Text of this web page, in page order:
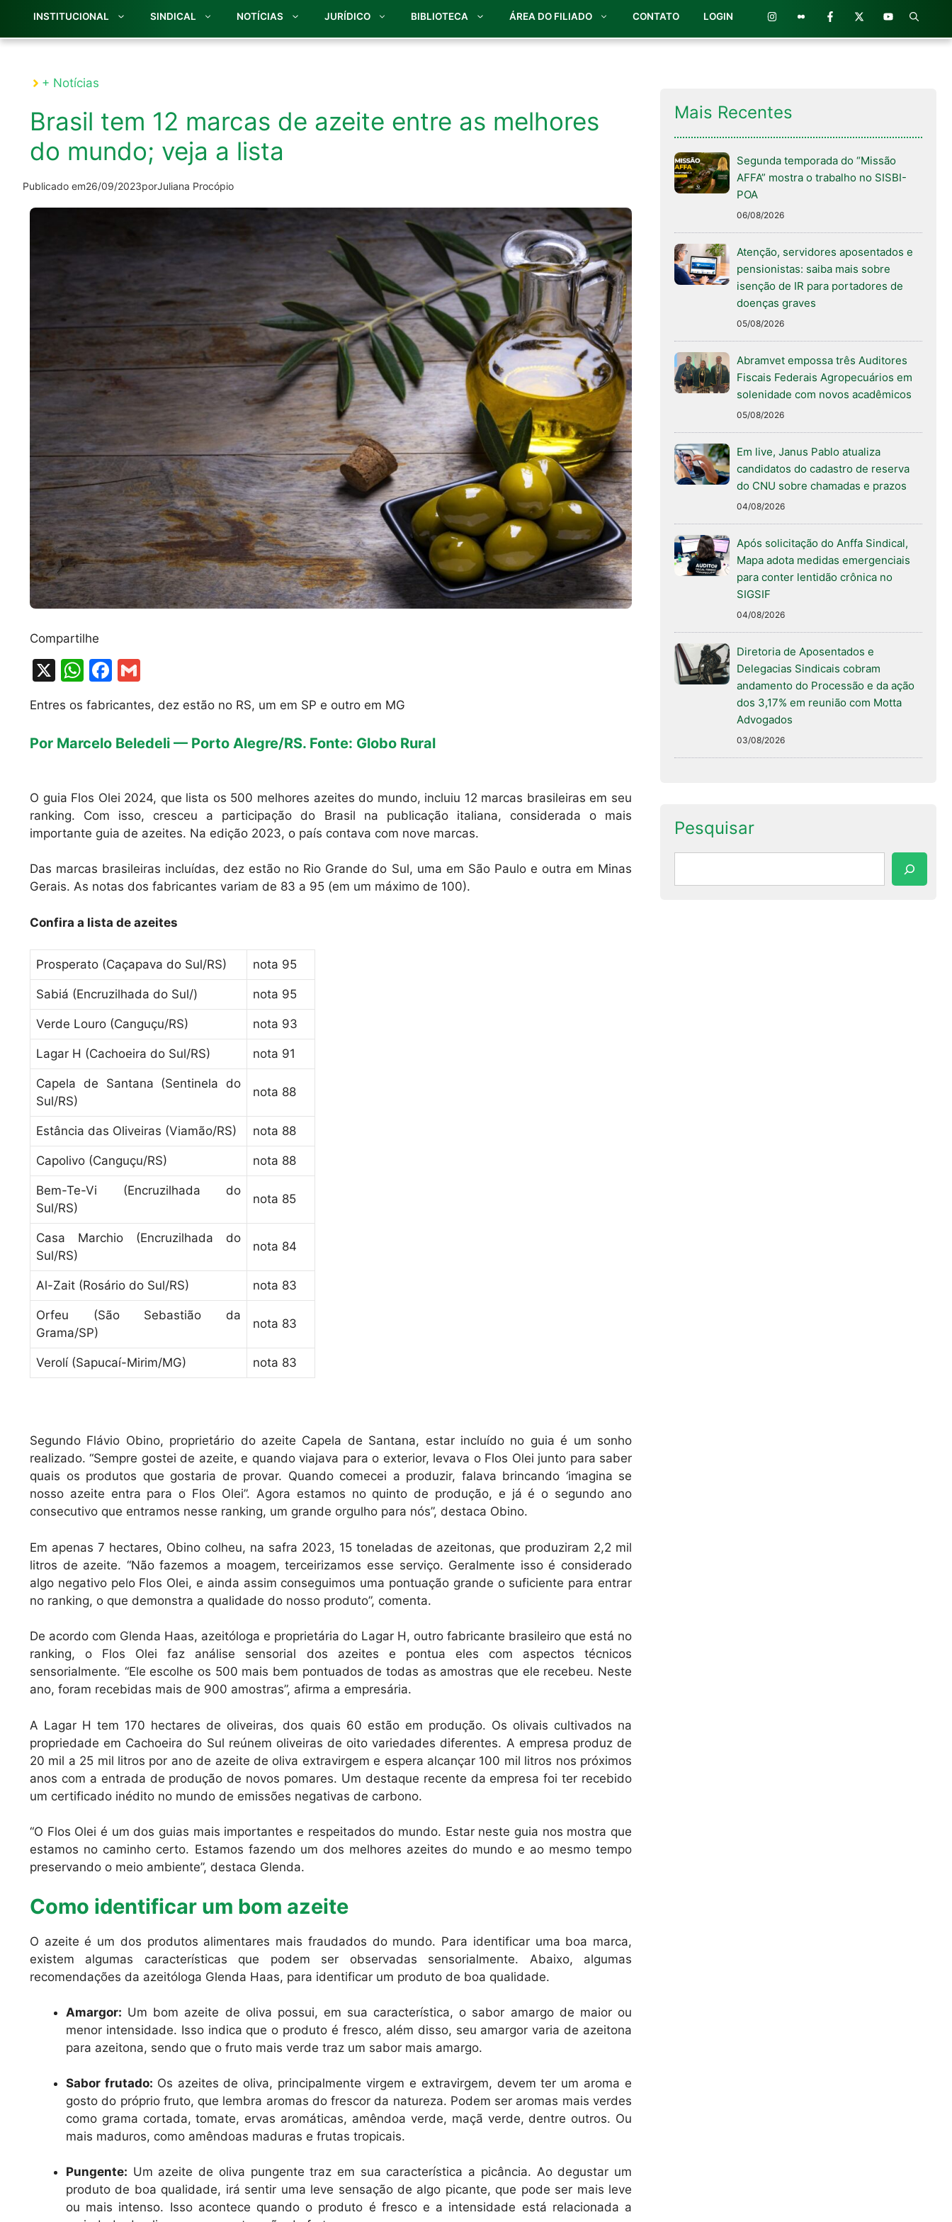
INSTITUCIONAL SINDICAL NOTÍCIAS JURÍDICO BIBLIOTECA ÁREA DO FILIADO CONTATO LOGIN
+ Notícias
Brasil tem 12 marcas de azeite entre as melhores
do mundo; veja a lista
Publicado em26/09/2023porJuliana Procópio
Compartilhe
X
W
h
at
s
p
F
c
e
o
k
ai
l
Entres os fabricantes, dez estão no RS, um em SP e outro em MG
Por Marcelo Beledeli — Porto Alegre/RS. Fonte: Globo Rural
O guia Flos Olei 2024, que lista os 500 melhores azeites do mundo, incluiu 12 marcas brasileiras em seu
ranking. Com isso, cresceu a participação do Brasil na publicação italiana, considerada o mais
importante guia de azeites. Na edição 2023, o país contava com nove marcas.
Das marcas brasileiras incluídas, dez estão no Rio Grande do Sul, uma em São Paulo e outra em Minas
Gerais. As notas dos fabricantes variam de 83 a 95 (em um máximo de 100).
Confira a lista de azeites
Prosperato (Caçapava do Sul/RS) nota 95
Sabiá (Encruzilhada do Sul/) nota 95
Verde Louro (Canguçu/RS) nota 93
Lagar H (Cachoeira do Sul/RS) nota 91
Capela de Santana (Sentinela do
Sul/RS)
nota 88
Estância das Oliveiras (Viamão/RS) nota 88
Capolivo (Canguçu/RS) nota 88
Bem-Te-Vi (Encruzilhada do
Sul/RS)
nota 85
Casa Marchio (Encruzilhada do
Sul/RS)
nota 84
Al-Zait (Rosário do Sul/RS) nota 83
Orfeu (São Sebastião da
Grama/SP)
nota 83
Verolí (Sapucaí-Mirim/MG) nota 83
Segundo Flávio Obino, proprietário do azeite Capela de Santana, estar incluído no guia é um sonho
realizado. “Sempre gostei de azeite, e quando viajava para o exterior, levava o Flos Olei junto para saber
quais os produtos que gostaria de provar. Quando comecei a produzir, falava brincando ‘imagina se
nosso azeite entra para o Flos Olei”. Agora estamos no quinto de produção, e já é o segundo ano
consecutivo que entramos nesse ranking, um grande orgulho para nós”, destaca Obino.
Em apenas 7 hectares, Obino colheu, na safra 2023, 15 toneladas de azeitonas, que produziram 2,2 mil
litros de azeite. “Não fazemos a moagem, terceirizamos esse serviço. Geralmente isso é considerado
algo negativo pelo Flos Olei, e ainda assim conseguimos uma pontuação grande o suficiente para entrar
no ranking, o que demonstra a qualidade do nosso produto”, comenta.
De acordo com Glenda Haas, azeitóloga e proprietária do Lagar H, outro fabricante brasileiro que está no
ranking, o Flos Olei faz análise sensorial dos azeites e pontua eles com aspectos técnicos
sensorialmente. “Ele escolhe os 500 mais bem pontuados de todas as amostras que ele recebeu. Neste
ano, foram recebidas mais de 900 amostras”, afirma a empresária.
A Lagar H tem 170 hectares de oliveiras, dos quais 60 estão em produção. Os olivais cultivados na
propriedade em Cachoeira do Sul reúnem oliveiras de oito variedades diferentes. A empresa produz de
20 mil a 25 mil litros por ano de azeite de oliva extravirgem e espera alcançar 100 mil litros nos próximos
anos com a entrada de produção de novos pomares. Um destaque recente da empresa foi ter recebido
um certificado inédito no mundo de emissões negativas de carbono.
“O Flos Olei é um dos guias mais importantes e respeitados do mundo. Estar neste guia nos mostra que
estamos no caminho certo. Estamos fazendo um dos melhores azeites do mundo e ao mesmo tempo
preservando o meio ambiente”, destaca Glenda.
Como identificar um bom azeite
O azeite é um dos produtos alimentares mais fraudados do mundo. Para identificar uma boa marca,
existem algumas características que podem ser observadas sensorialmente. Abaixo, algumas
recomendações da azeitóloga Glenda Haas, para identificar um produto de boa qualidade.
Amargor: Um bom azeite de oliva possui, em sua característica, o sabor amargo de maior ou
menor intensidade. Isso indica que o produto é fresco, além disso, seu amargor varia de azeitona
para azeitona, sendo que o fruto mais verde traz um sabor mais amargo.
Sabor frutado: Os azeites de oliva, principalmente virgem e extravirgem, devem ter um aroma e
gosto do próprio fruto, que lembra aromas do frescor da natureza. Podem ser aromas mais verdes
como grama cortada, tomate, ervas aromáticas, amêndoa verde, maçã verde, dentre outros. Ou
mais maduros, como amêndoas maduras e frutas tropicais.
Pungente: Um azeite de oliva pungente traz em sua característica a picância. Ao degustar um
produto de boa qualidade, irá sentir uma leve sensação de algo picante, que pode ser mais leve
ou mais intenso. Isso acontece quando o produto é fresco e a intensidade está relacionada a
Mais Recentes
Segunda temporada do “Missão
AFFA” mostra o trabalho no SISBI-
POA
06/08/2026
Atenção, servidores aposentados e
pensionistas: saiba mais sobre
isenção de IR para portadores de
doenças graves
05/08/2026
Abramvet empossa três Auditores
Fiscais Federais Agropecuários em
solenidade com novos acadêmicos
05/08/2026
Em live, Janus Pablo atualiza
candidatos do cadastro de reserva
do CNU sobre chamadas e prazos
04/08/2026
Após solicitação do Anffa Sindical,
Mapa adota medidas emergenciais
para conter lentidão crônica no
SIGSIF
04/08/2026
Diretoria de Aposentados e
Delegacias Sindicais cobram
andamento do Processão e da ação
dos 3,17% em reunião com Motta
Advogados
03/08/2026
Pesquisar